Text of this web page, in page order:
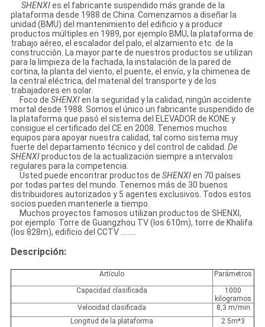
SHENXIes el fabricante suspendido más grande de la
plataforma desde 1988 de China. Comenzamos a diseñar la
unidad (BMU) del mantenimiento del edificio y a producir
productos múltiples en 1989, por ejemplo BMU, la plataforma de
trabajo aéreo, el escalador del palo, el alzamiento etc. de la
construcción. La mayor parte de nuestros productos se utilizan
para la limpieza de la fachada, la instalación de la pared de
cortina, la planta del viento, el puente, el envío, y la chimenea de
la central eléctrica, del material del transporte y de los
trabajadores en solar.
Foco de SHENXIen la seguridad y la calidad, ningún accidente
mortal desde 1988. Somos el único un fabricante suspendido de
la plataforma que pasó el sistema del ELEVADOR de KONE y
consigue el certificado del CE en 2008. Tenemos muchos
equipos para apoyar nuestra calidad, tal como sistema muy
fuerte del departamento técnico y del control de calidad. De
SHENXIproductos de la actualización siempre a intervalos
regulares para la competencia.
Usted puede encontrar productos de SHENXIen 70 países
por todas partes del mundo. Tenemos más de 30 buenos
distribuidores autorizados y 5 agentes exclusivos. Todos estos
socios pueden mantenerle a tiempo.
Muchos proyectos famosos utilizan productos de SHENXI,
por ejemplo: Torre de Guangzhou TV (los 610m), torre de Khalifa
(los 828m), edificio del CCTV .........
Descripción:
Artículo
Parámetros
Capacidad clasificada
1000
kilogramos
Velocidad clasificada
8,3 m/min
Longitud de la plataforma
2.5m*3